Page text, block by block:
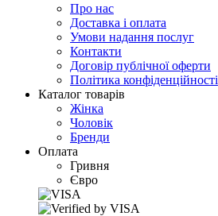
Про нас
Доставка і оплата
Умови надання послуг
Контакти
Договір публічної оферти
Політика конфіденційності
Каталог товарів
Жінка
Чоловік
Бренди
Оплата
Гривня
Євро